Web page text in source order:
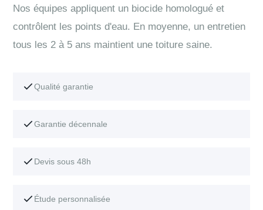
Nos équipes appliquent un biocide homologué et
contrôlent les points d'eau. En moyenne, un entretien
tous les 2 à 5 ans maintient une toiture saine.
Qualité garantie
Garantie décennale
Devis sous 48h
Étude personnalisée